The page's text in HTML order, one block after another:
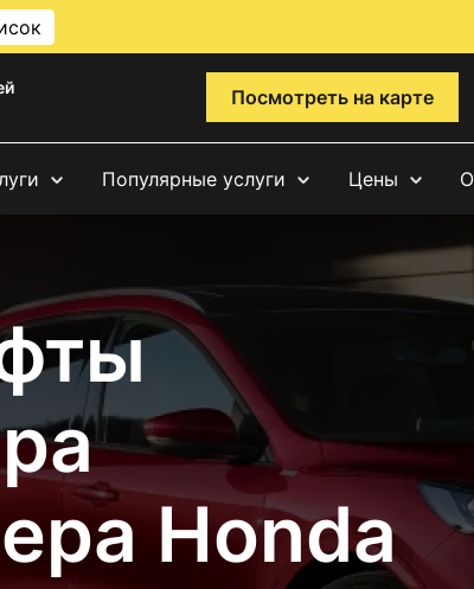
Посмотреть на карте
Популярные услуги Цены
Honda